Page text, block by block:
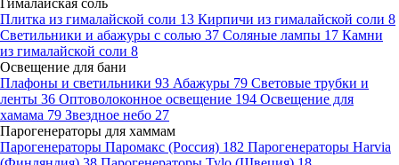
Гималайская соль
Плитка из гималайской соли 13 Кирпичи из гималайской соли 8
Светильники и абажуры с солью 37 Соляные лампы 17 Камни
из гималайской соли 8
Освещение для бани
Плафоны и светильники 93 Абажуры 79 Световые трубки и
ленты 36 Оптоволоконное освещение 194 Освещение для
хамама 79 Звездное небо 27
Парогенераторы для хаммам
Парогенераторы Паромакс (Россия) 182 Парогенераторы Harvia